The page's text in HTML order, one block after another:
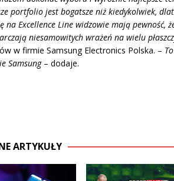
portfolio jest bogatsze niż kiedykolwiek,
na Excellence Line widzowie mają pewność,
niesamowitych wrażeń na wielu
w firmie Samsung Electronics Polska. –
Samsung– dodaje.
ARTYKUŁY